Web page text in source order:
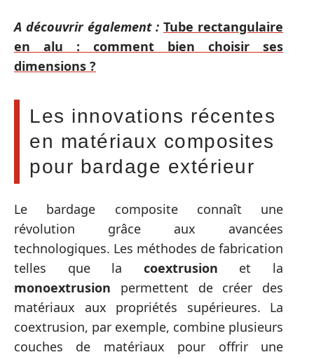
A découvrir également : Tube rectangulaire
en alu : comment bien choisir ses
dimensions ?
Les innovations récentes
en matériaux composites
pour bardage extérieur
Le bardage composite connaît une
révolution grâce aux avancées
technologiques. Les méthodes de fabrication
telles que la coextrusion et la
monoextrusion permettent de créer des
matériaux aux propriétés supérieures. La
coextrusion, par exemple, combine plusieurs
couches de matériaux pour offrir une